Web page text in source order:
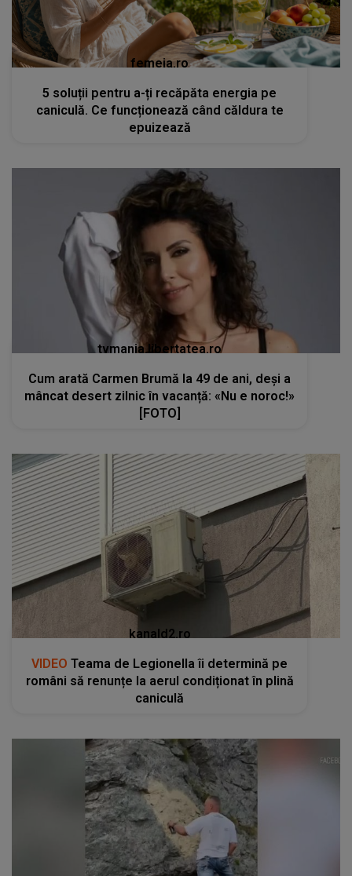
femeia.ro
5 soluții pentru a-ți recăpăta energia pe
caniculă. Ce funcționează când căldura te
epuizează
tvmania.libertatea.ro
Cum arată Carmen Brumă la 49 de ani, deși a
mâncat desert zilnic în vacanță: «Nu e noroc!»
[FOTO]
kanald2.ro
VIDEO Teama de Legionella îi determină pe
români să renunțe la aerul condiționat în plină
caniculă